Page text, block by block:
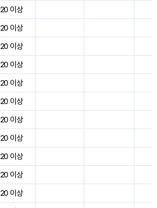
20 이상
20 이상
20 이상
20 이상
20 이상
20 이상
20 이상
20 이상
20 이상
20 이상
20 이상